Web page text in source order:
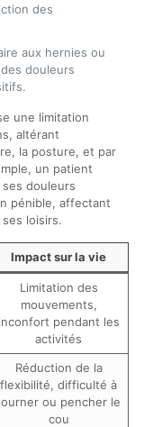
des
aux hernies ou
douleurs
une limitation
altérant
la posture, et par
un patient
douleurs
pénible, affectant
loisirs.
Impact sur la vie
Limitation des
mouvements,
inconfort pendant les
activités
Réduction de la
flexibilité, difficulté à
ou pencher le
cou